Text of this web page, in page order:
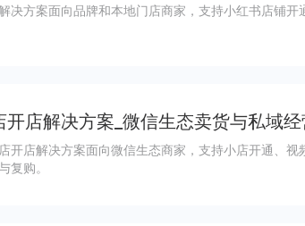
决方案面向品牌和本地门店商家，支持小红书店铺
开店解决方案_微信生态卖货与私域
开店解决方案面向微信生态商家，支持小店开通、
复购。